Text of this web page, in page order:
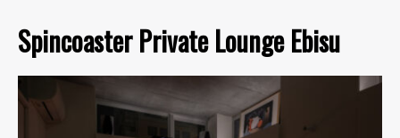
Spincoaster Private Lounge Ebisu